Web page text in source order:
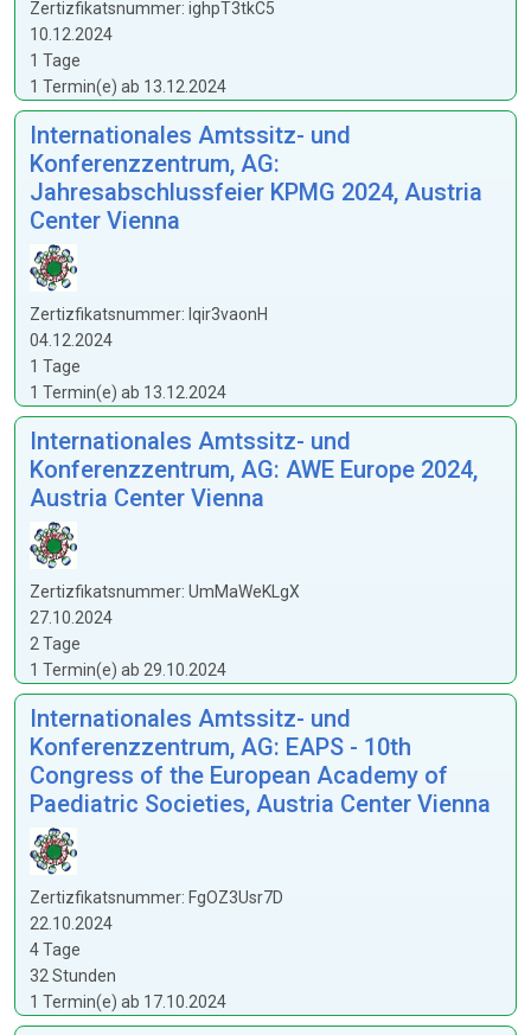
Zertizfikatsnummer: ighpT3tkC5
10.12.2024
1 Tage
1 Termin(e) ab 13.12.2024
Internationales Amtssitz- und
Konferenzzentrum, AG:
Jahresabschlussfeier KPMG 2024, Austria
Center Vienna
Zertizfikatsnummer: Iqir3vaonH
04.12.2024
1 Tage
1 Termin(e) ab 13.12.2024
Internationales Amtssitz- und
Konferenzzentrum, AG: AWE Europe 2024,
Austria Center Vienna
Zertizfikatsnummer: UmMaWeKLgX
27.10.2024
2 Tage
1 Termin(e) ab 29.10.2024
Internationales Amtssitz- und
Konferenzzentrum, AG: EAPS - 10th
Congress of the European Academy of
Paediatric Societies, Austria Center Vienna
Zertizfikatsnummer: FgOZ3Usr7D
22.10.2024
4 Tage
32 Stunden
1 Termin(e) ab 17.10.2024